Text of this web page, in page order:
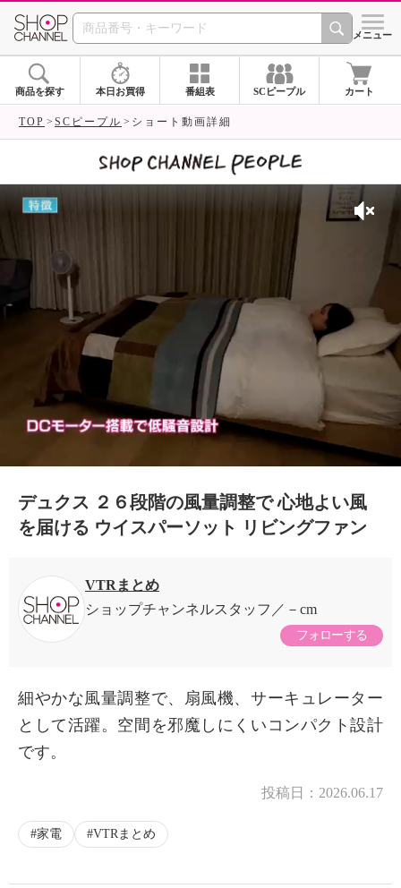
SHOP CHANNEL シメニュー
商品を探す 本日お買得 番組表 SCピープル カート
TOP SCピープル ショート動画詳細
デュクス ２６段階の風量調整で 心地よい風
を届ける ウイスパーソット リビングファン
VTRまとめ
ショップチャンネルスタッフ
－cm
フォローする
細やかな風量調整で、扇風機、サーキュレーター
として活躍。空間を邪魔しにくいコンパクト設計
です。
投稿日： 2026.06.17
家電 VTRまとめ